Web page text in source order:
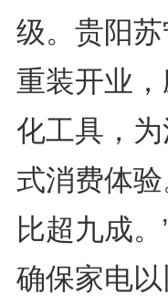
级。贵阳
重装开业
化工具，
式消费体
比超九成
确保家电